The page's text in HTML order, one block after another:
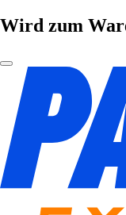
Wird zum